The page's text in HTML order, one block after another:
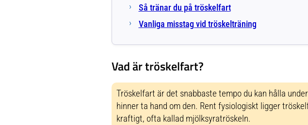
Så tränar du på tröskelfart
Vanliga misstag vid tröskelträning
Vad är tröskelfart?
Tröskelfart är det snabbaste tempo du kan hålla
hinner ta hand om den. Rent fysiologiskt ligger
kraftigt, ofta kallad mjölksyratröskeln.